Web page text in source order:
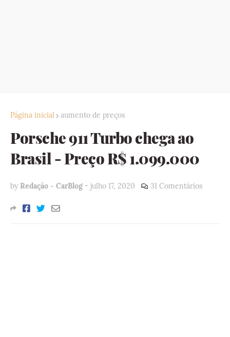
Página inicial aumento de preços
Porsche 911 Turbo chega ao
Brasil - Preço R$ 1.099.000
by Redação - CarBlog - julho 17, 2020 31 Comentários